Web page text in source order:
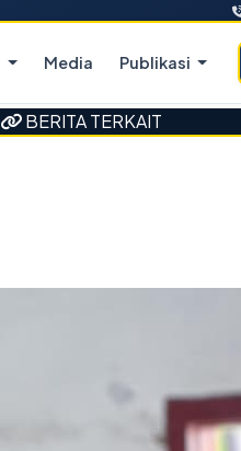
Media Publikasi
BERITA TERKAIT